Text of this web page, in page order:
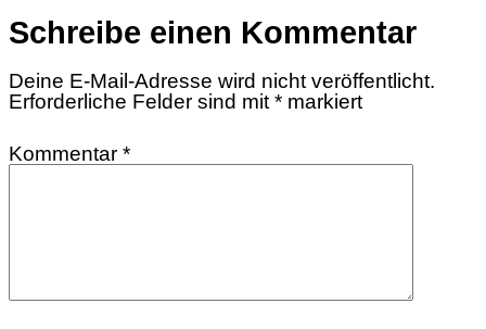
Schreibe einen Kommentar
Deine E-Mail-Adresse wird nicht veröffentlicht.
Erforderliche Felder sind mit * markiert
Kommentar *